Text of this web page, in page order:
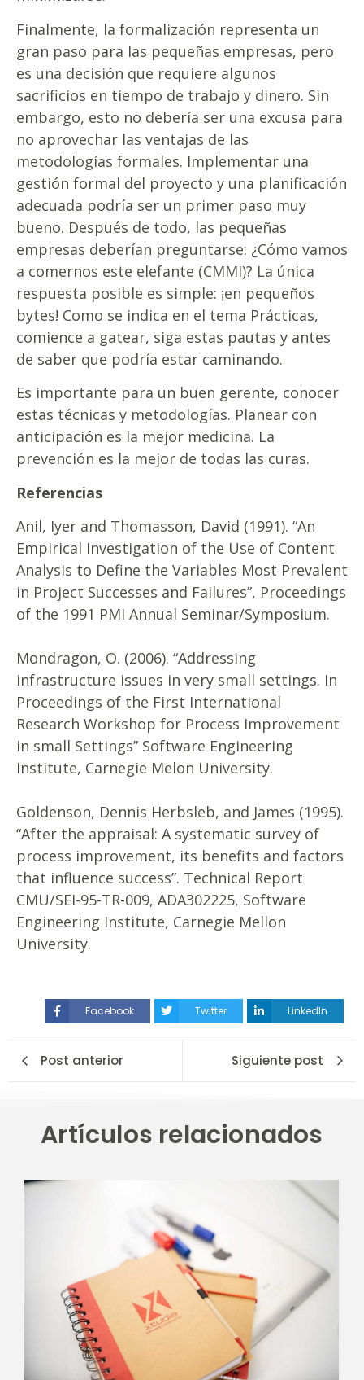
Finalmente, la formalización representa un
gran paso para las pequeñas empresas, pero
es una decisión que requiere algunos
sacrificios en tiempo de trabajo y dinero. Sin
embargo, esto no debería ser una excusa para
no aprovechar las ventajas de las
metodologías formales. Implementar una
gestión formal del proyecto y una planificación
adecuada podría ser un primer paso muy
bueno. Después de todo, las pequeñas
empresas deberían preguntarse: ¿Cómo vamos
a comernos este elefante (CMMI)? La única
respuesta posible es simple: ¡en pequeños
bytes! Como se indica en el tema Prácticas,
comience a gatear, siga estas pautas y antes
de saber que podría estar caminando.
Es importante para un buen gerente, conocer
estas técnicas y metodologías. Planear con
anticipación es la mejor medicina. La
prevención es la mejor de todas las curas.
Referencias
Anil, Iyer and Thomasson, David (1991). “An
Empirical Investigation of the Use of Content
Analysis to Define the Variables Most Prevalent
in Project Successes and Failures”, Proceedings
of the 1991 PMI Annual Seminar/Symposium.
Mondragon, O. (2006). “Addressing
infrastructure issues in very small settings. In
Proceedings of the First International
Research Workshop for Process Improvement
in small Settings” Software Engineering
Institute, Carnegie Melon University.
Goldenson, Dennis Herbsleb, and James (1995).
“After the appraisal: A systematic survey of
process improvement, its benefits and factors
that influence success”. Technical Report
CMU/SEI-95-TR-009, ADA302225, Software
Engineering Institute, Carnegie Mellon
University.
Facebook Twitter LinkedIn
Post anterior Siguiente post
Artículos relacionados